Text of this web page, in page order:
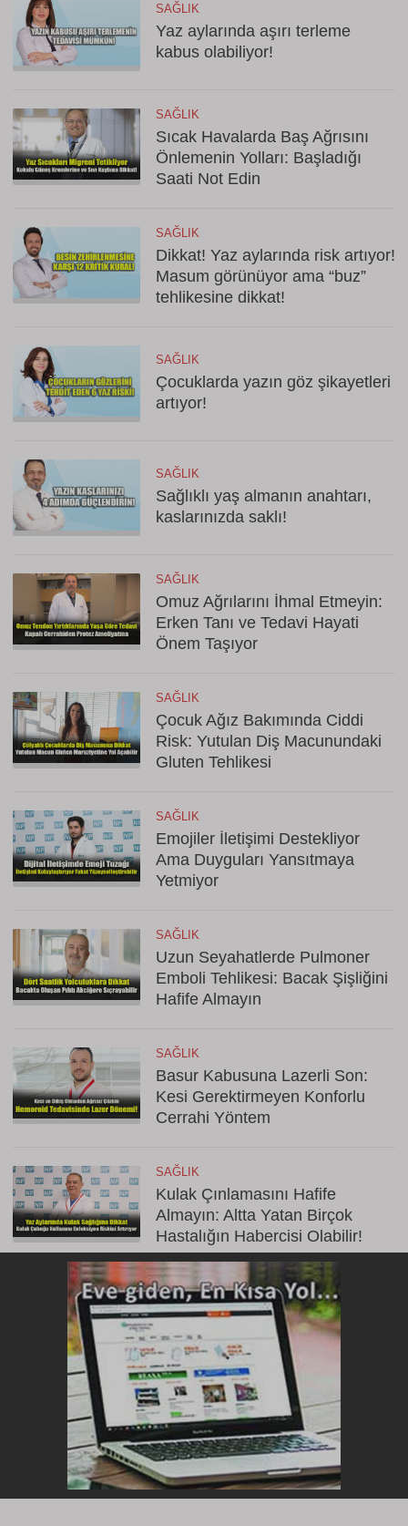
SAĞLIK
Yaz aylarında aşırı terleme
kabus olabiliyor!
SAĞLIK
Sıcak Havalarda Baş Ağrısını
Önlemenin Yolları: Başladığı
Saati Not Edin
SAĞLIK
Dikkat! Yaz aylarında risk artıyor!
Masum görünüyor ama “buz”
tehlikesine dikkat!
SAĞLIK
Çocuklarda yazın göz şikayetleri
artıyor!
SAĞLIK
Sağlıklı yaş almanın anahtarı,
kaslarınızda saklı!
SAĞLIK
Omuz Ağrılarını İhmal Etmeyin:
Erken Tanı ve Tedavi Hayati
Önem Taşıyor
SAĞLIK
Çocuk Ağız Bakımında Ciddi
Risk: Yutulan Diş Macunundaki
Gluten Tehlikesi
SAĞLIK
Emojiler İletişimi Destekliyor
Ama Duyguları Yansıtmaya
Yetmiyor
SAĞLIK
Uzun Seyahatlerde Pulmoner
Emboli Tehlikesi: Bacak Şişliğini
Hafife Almayın
SAĞLIK
Basur Kabusuna Lazerli Son:
Kesi Gerektirmeyen Konforlu
Cerrahi Yöntem
SAĞLIK
Kulak Çınlamasını Hafife
Almayın: Altta Yatan Birçok
Hastalığın Habercisi Olabilir!